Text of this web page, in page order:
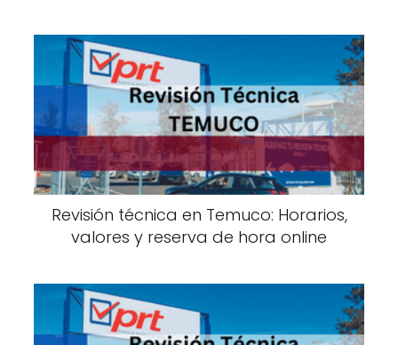
Revisión técnica en Temuco: Horarios,
valores y reserva de hora online